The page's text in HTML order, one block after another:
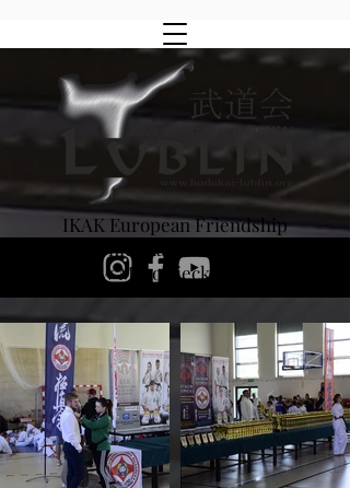
IKAK European Friendship
XVIII Turniej Karate Kyokushinkai,
Ostrów Mazowiecka 3.06.2023